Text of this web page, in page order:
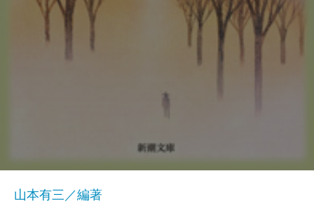
山本有三／編著